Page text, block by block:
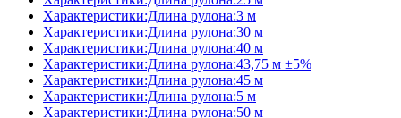
Характеристики:Длина рулона:3 м
Характеристики:Длина рулона:30 м
Характеристики:Длина рулона:40 м
Характеристики:Длина рулона:43,75 м ±5%
Характеристики:Длина рулона:45 м
Характеристики:Длина рулона:5 м
Характеристики:Длина рулона:50 м